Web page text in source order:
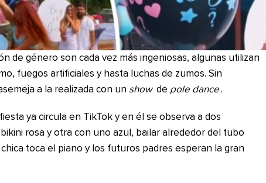
de género son cada vez más ingeniosas, algunas utilizan
fuegos artificiales y hasta luchas de zumos. Sin
a la realizada con un show de pole dance .
ya circula en TikTok y en él se observa a dos
rosa y otra con uno azul, bailar alrededor del tubo
toca el piano y los futuros padres esperan la gran